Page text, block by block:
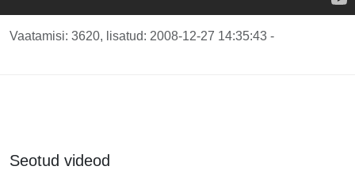
Vaatamisi: 3620, lisatud: 2008-12-27 14:35:43 -
Seotud videod